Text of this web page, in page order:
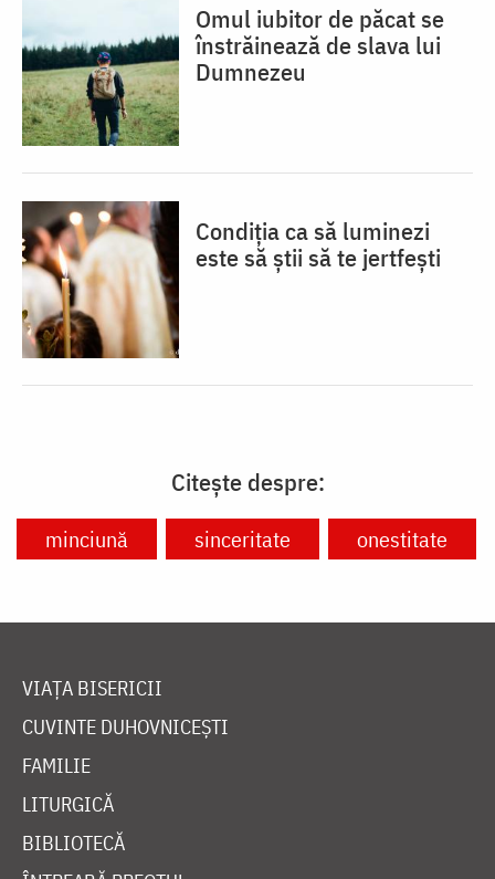
Omul iubitor de păcat se
înstrăinează de slava lui
Dumnezeu
Condiția ca să luminezi
este să știi să te jertfești
Citește despre:
minciună sinceritate onestitate
VIAȚA BISERICII
CUVINTE DUHOVNICEȘTI
FAMILIE
LITURGICĂ
BIBLIOTECĂ